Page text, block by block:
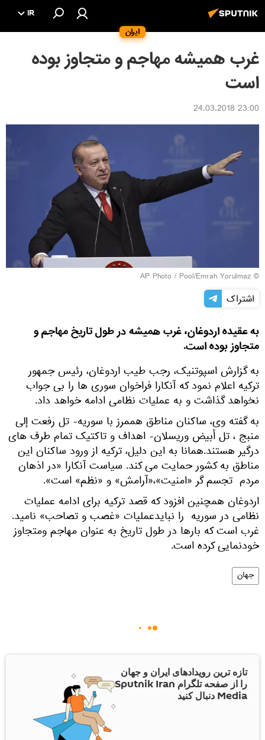
ایران
IR
غرب همیشه مهاجم و متجاوز بوده
است
23:00 24.03.2018
© AP Photo / Pool/Emrah Yorulmaz
اشتراک
به عقیده اردوغان، غرب همیشه در طول تاریخ مهاجم و
متجاوز بوده است.
به گزارش اسپوتنیک، رجب طیب اردوغان، رئیس جمهور
ترکیه اعلام نمود که آنکارا فراخوان سوری ها را بی جواب
نخواهد گذاشت و به عملیات نظامی ادامه خواهد داد.
به گفته وی، ساکنان مناطق هممرز با سوریه- تل رفعت إلى
منبج ، تل أبيض وريسلان- اهداف و تاکتیک تمام طرف های
درگیر هستند.همانا به این دلیل، ترکیه از ورود ساکنان این
مناطق به کشور حمایت می کند. سیاست آنکارا «در اذهان
مردم تجسم گر «امنیت»،«آرامش» و «نظم» است».
اردوغان همچنین افزود که قصد ترکیه برای ادامه عملیات
نظامی در سوریه را نبایدعملیات «غصب و تصاحب» نامید.
غرب است که بارها در طول تاریخ به عنوان مهاجم ومتجاوز
خودنمایی کرده است.
جهان
تازه ترین رویدادهای ایران و جهان
را از صفحه تلگرام Sputnik Iran
Media دنبال کنید